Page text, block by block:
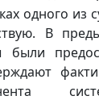
одного из
В